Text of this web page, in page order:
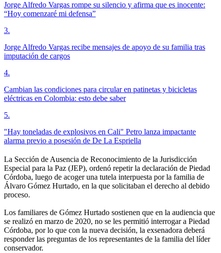
Jorge Alfredo Vargas rompe su silencio y afirma que es inocente:
“Hoy comenzaré mi defensa”
3.
Jorge Alfredo Vargas recibe mensajes de apoyo de su familia tras
imputación de cargos
4.
Cambian las condiciones para circular en patinetas y bicicletas
eléctricas en Colombia: esto debe saber
5.
"Hay toneladas de explosivos en Cali" Petro lanza impactante
alarma previo a posesión de De La Espriella
La Sección de Ausencia de Reconocimiento de la Jurisdicción
Especial para la Paz (JEP), ordenó repetir la declaración de Piedad
Córdoba, luego de acoger una tutela interpuesta por la familia de
Álvaro Gómez Hurtado, en la que solicitaban el derecho al debido
proceso.
Los familiares de Gómez Hurtado sostienen que en la audiencia que
se realizó en marzo de 2020, no se les permitió interrogar a Piedad
Córdoba, por lo que con la nueva decisión, la exsenadora deberá
responder las preguntas de los representantes de la familia del líder
conservador.